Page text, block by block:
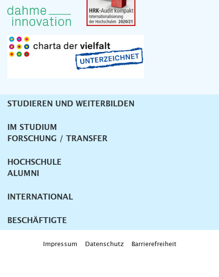
Unternavigation
STUDIEREN UND WEITERBILDEN
IM STUDIUM
FORSCHUNG / TRANSFER
HOCHSCHULE
ALUMNI
INTERNATIONAL
BESCHÄFTIGTE
Impressum Datenschutz Barrierefreiheit